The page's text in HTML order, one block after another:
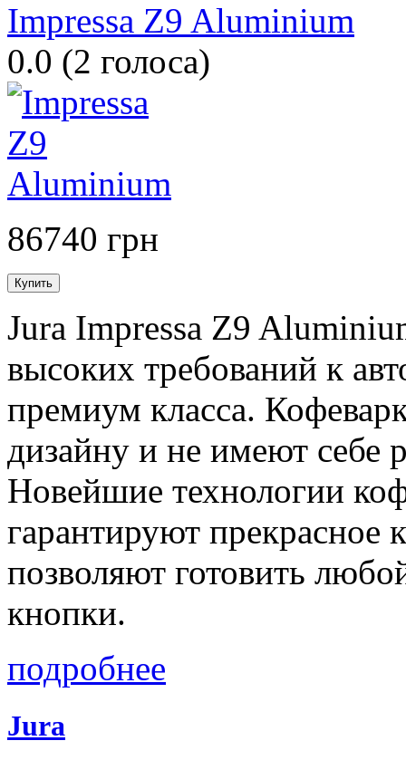
Impressa Z9 Aluminium
0.0 (2 голоса)
86740 грн
Jura Impressa Z9
высоких требований к
премиум класса.
дизайну и не имеют себе
Новейшие технологии
гарантируют прекрасное
позволяют готовить
кнопки.
подробнее
Jura